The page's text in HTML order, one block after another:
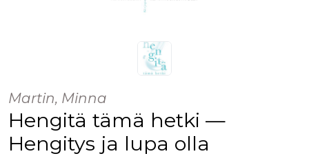
Martin, Minna
Hengitä tämä hetki —
Hengitys ja lupa olla